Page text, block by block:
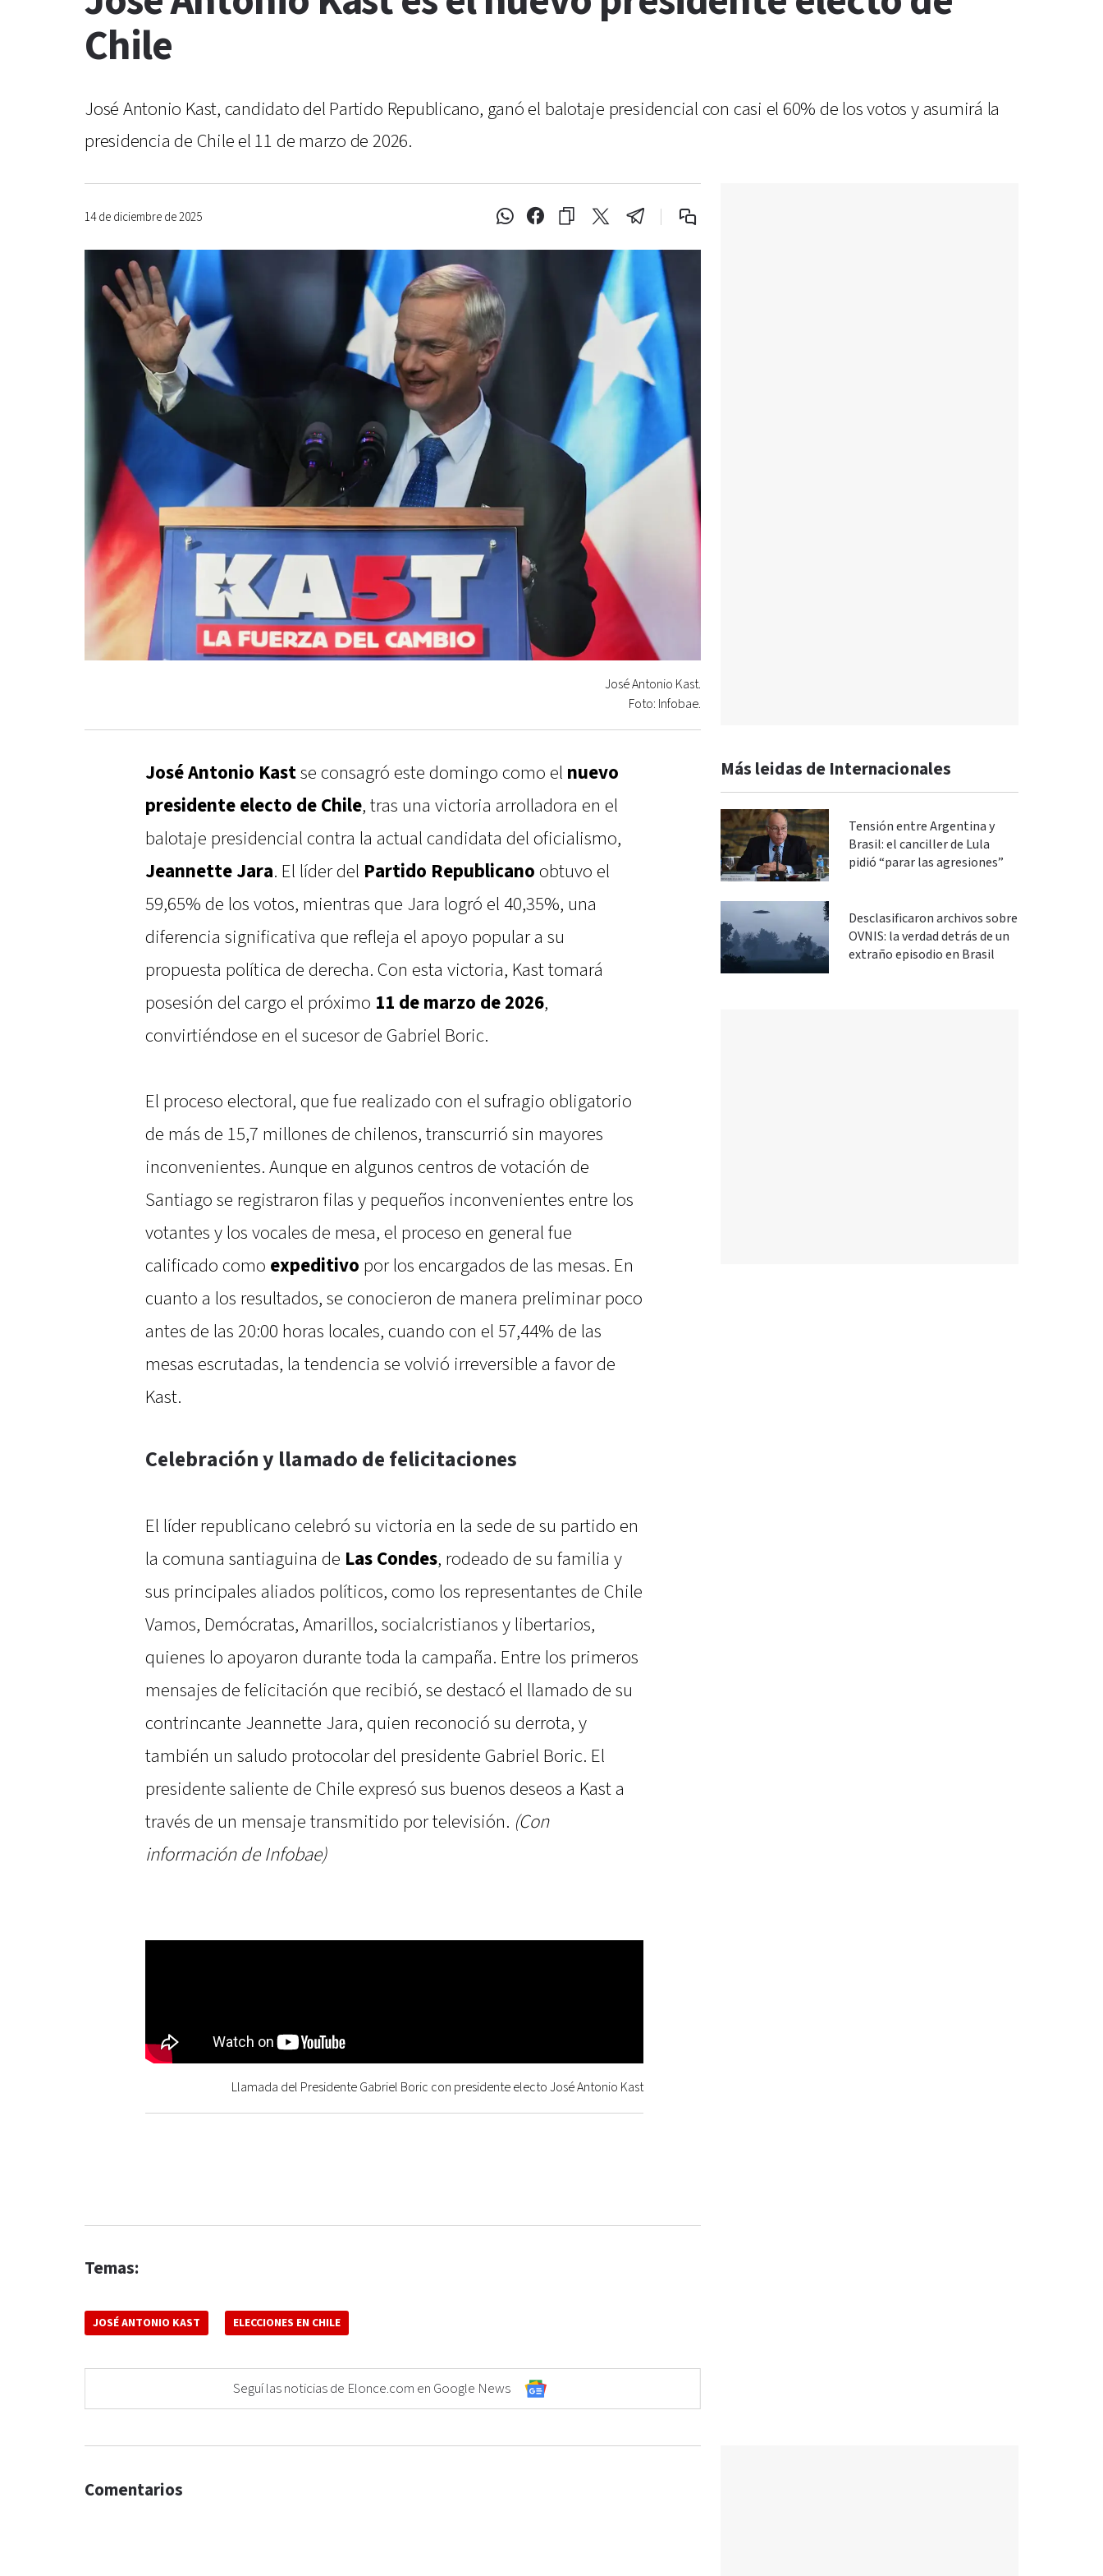
Chile
José Antonio Kast, candidato del Partido Republicano, ganó el balotaje presidencial con casi el 60% de los votos y asumirá la
presidencia de Chile el 11 de marzo de 2026.
14 de diciembre de 2025
José Antonio Kast.
Foto: Infobae.
José Antonio Kastse consagró este domingo como el nuevo
presidente electo de Chile, tras una victoria arrolladora en el
balotaje presidencial contra la actual candidata del oficialismo,
Jeannette Jara. El líder del Partido Republicano obtuvo el
59,65% de los votos, mientras que Jara logró el 40,35%, una
diferencia significativa que refleja el apoyo popular a su
propuesta política de derecha. Con esta victoria, Kast tomará
posesión del cargo el próximo 11 de marzo de 2026,
convirtiéndose en el sucesor de Gabriel Boric.
El proceso electoral, que fue realizado con el sufragio obligatorio
de más de 15,7 millones de chilenos, transcurrió sin mayores
inconvenientes. Aunque en algunos centros de votación de
Santiago se registraron filas y pequeños inconvenientes entre los
votantes y los vocales de mesa, el proceso en general fue
calificado como expeditivo por los encargados de las mesas. En
cuanto a los resultados, se conocieron de manera preliminar poco
antes de las 20:00 horas locales, cuando con el 57,44% de las
mesas escrutadas, la tendencia se volvió irreversible a favor de
Kast.
Celebración y llamado de felicitaciones
El líder republicano celebró su victoria en la sede de su partido en
la comuna santiaguina de Las Condes, rodeado de su familia y
sus principales aliados políticos, como los representantes de Chile
Vamos, Demócratas, Amarillos, socialcristianos y libertarios,
quienes lo apoyaron durante toda la campaña. Entre los primeros
mensajes de felicitación que recibió, se destacó el llamado de su
contrincante Jeannette Jara, quien reconoció su derrota, y
también un saludo protocolar del presidente Gabriel Boric. El
presidente saliente de Chile expresó sus buenos deseos a Kast a
través de un mensaje transmitido por televisión. (Con
información de Infobae)
Llamada del Presidente Gabriel Boric con presidente electo José Antonio Kast
Temas:
JOSÉ ANTONIO KAST ELECCIONES EN CHILE
Seguí las noticias de Elonce.com en Google News
Más leidas de Internacionales
Tensión entre Argentina y
Brasil: el canciller de Lula
pidió “parar las agresiones”
Desclasificaron archivos sobre
OVNIS: la verdad detrás de un
extraño episodio en Brasil
Comentarios